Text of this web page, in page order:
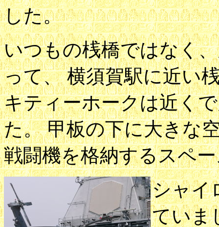
した。
いつもの桟橋ではなく
って、 横須賀駅に近い
キティーホークは近く
た。 甲板の下に大きな
戦闘機を格納するスペ
シャイ
ていま